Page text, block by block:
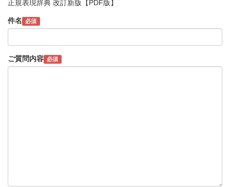
正規表現辞典 改訂新版【PDF版】
件名 必須
ご質問内容 必須